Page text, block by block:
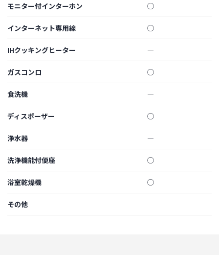
モニター付インターホン ◯
インターネット専用線 ◯
IHクッキングヒーター ―
ガスコンロ ◯
食洗機 ―
ディスポーザー ◯
浄水器 ―
洗浄機能付便座 ◯
浴室乾燥機 ◯
その他